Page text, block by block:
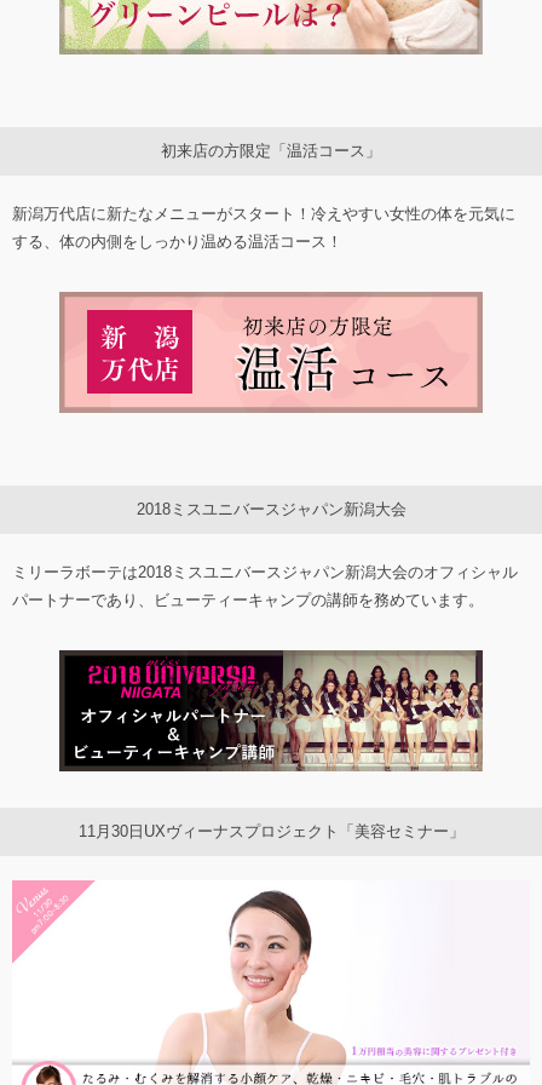
初来店の方限定「温活コース」
新潟万代店に新たなメニューがスタート！冷えやすい女性の体を元気に
する、体の内側をしっかり温める温活コース！
2018ミスユニバースジャパン新潟大会
ミリーラボーテは2018ミスユニバースジャパン新潟大会のオフィシャル
パートナーであり、ビューティーキャンプの講師を務めています。
11月30日UXヴィーナスプロジェクト「美容セミナー」